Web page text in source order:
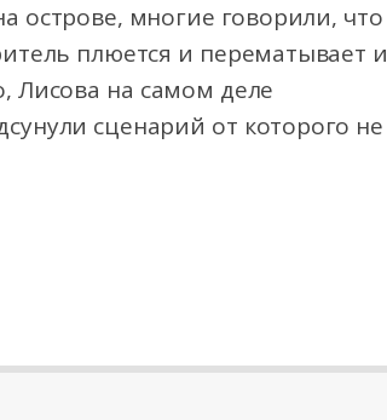
острове, многие говорили, что
плюется и перематывает и
Лисова на самом деле
сценарий от которого не